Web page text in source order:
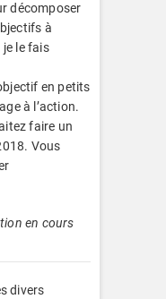
décomposer
à
le fais
en petits
à l’action.
faire un
Vous
en cours
divers